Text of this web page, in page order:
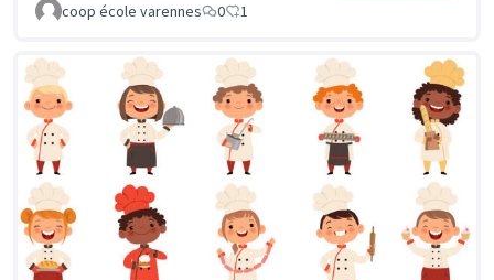
coop école varennes
0 1